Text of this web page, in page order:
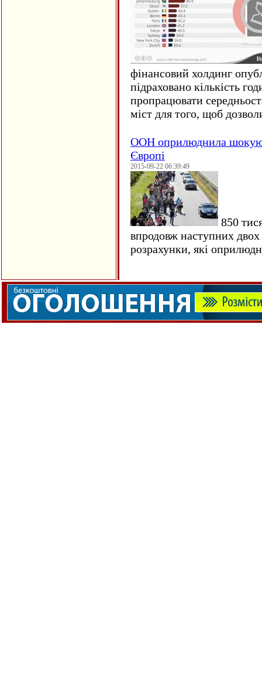
фінансовий холдинг
підраховано кількість
пропрацювати
міст для того, щоб
ООН оприлюднила
Європі
2015-09-22 06:39:49
850
впродовж наступних
розрахунки, які